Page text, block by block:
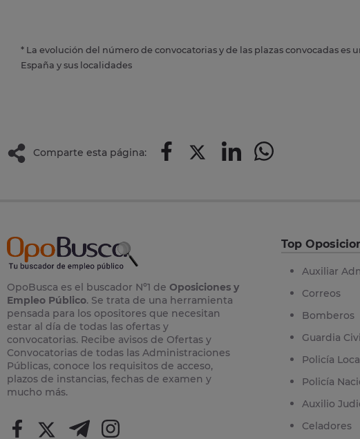
* La evolución del número de convocatorias y de las plazas convocadas es
España y sus localidades
Comparte esta página:
OpoBusca es el buscador Nº1 de Oposiciones y
Empleo Público. Se trata de una herramienta
pensada para los opositores que necesitan
estar al día de todas las ofertas y
convocatorias. Recibe avisos de Ofertas y
Convocatorias de todas las Administraciones
Públicas, conoce los requisitos de acceso,
plazos de instancias, fechas de examen y
mucho más.
Top
Auxiliar
Correos
Bomberos
Guardia
Policía
Policía
Auxilio
Celadores